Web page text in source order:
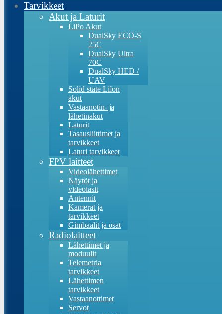
Tarvikkeet
Akut ja Laturit
LiPo Akut
DualSky ECO-S
25C
DualSky Ultra
70C
DualSky HED /
UAV
Solid state LiIon
akut
Vastaanotin- ja
lähetinakut
Laturit
Tasausliittimet ja
tarvikkeet
Laturi tarvikkeet
FPV laitteet
Videolähettimet
Näytöt ja
videolasit
Antennit
Kamerat ja
tarvikkeet
Gimbaalit ja osat
Radiolaitteet
Lähettimet ja
moduulit
Telemetria
tarvikkeet
Lähettimen
tarvikkeet
Vastaanottimet
Servot